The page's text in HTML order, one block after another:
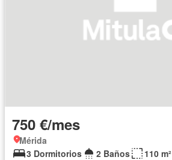
750 €/mes
Mérida
3 Dormitorios
2 Baños
110 m²